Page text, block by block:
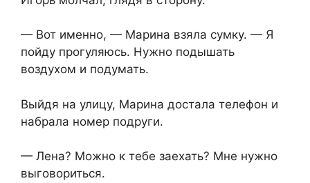
— Вот именно, — Марина взяла сумку. — Я
пойду прогуляюсь. Нужно подышать
воздухом и подумать.
Выйдя на улицу, Марина достала телефон и
набрала номер подруги.
— Лена? Можно к тебе заехать? Мне нужно
выговориться.